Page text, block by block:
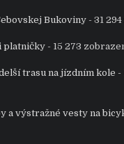
Bukoviny - 31
platničky - 15 273
trasu na jízdním kole -
a výstražné vesty na